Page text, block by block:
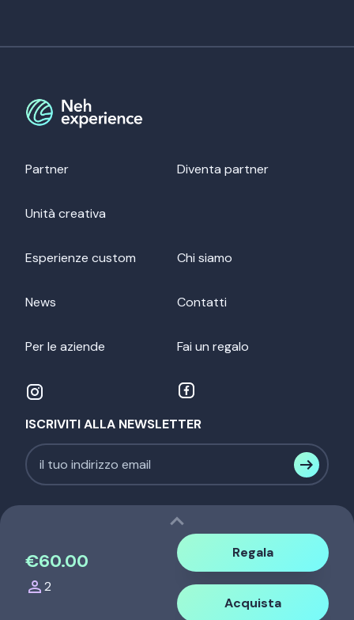
expand_less
€60.00
person2
Regala
Acquista
Partner Diventa partner
Unità creativa
Esperienze custom Chi siamo
News Contatti
Per le aziende Fai un regalo
ISCRIVITI ALLA NEWSLETTER
NehEx srl - P.IVA. 12536440014 |
- tel. 339 337 45 71